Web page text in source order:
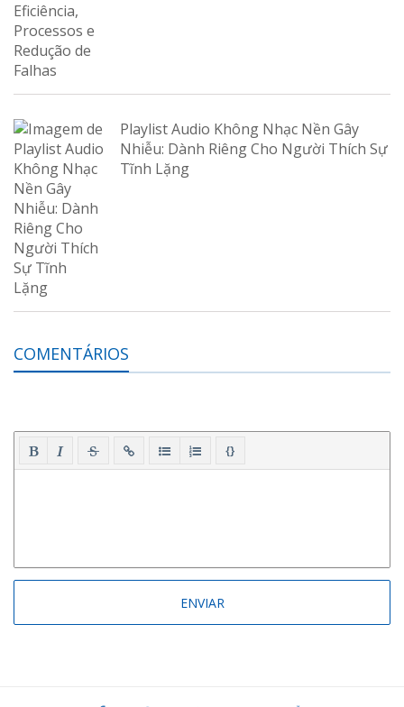
Playlist Audio Không Nhạc Nền Gây
Nhiễu: Dành Riêng Cho Người Thích Sự
Tĩnh Lặng
COMENTÁRIOS
{}